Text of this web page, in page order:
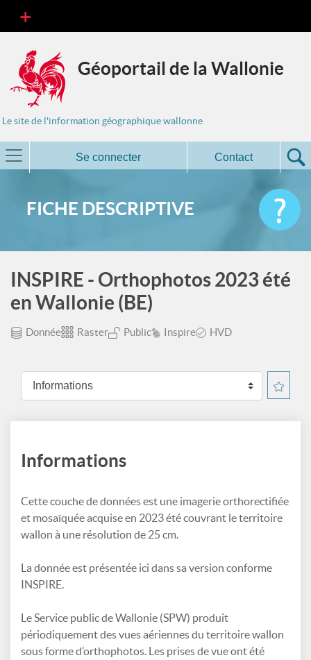
Géoportail de la Wallonie
Le site de l'information géographique wallonne
Se connecter Contact
FICHE DESCRIPTIVE
INSPIRE - Orthophotos 2023 été
en Wallonie (BE)
Donnée Raster Public Inspire HVD
Informations
Cette couche de données est une imagerie orthorectifiée
et mosaïquée acquise en 2023 été couvrant le territoire
wallon à une résolution de 25 cm.
La donnée est présentée ici dans sa version conforme
INSPIRE.
Le Service public de Wallonie (SPW) produit
périodiquement des vues aériennes du territoire wallon
sous forme d’orthophotos. Les prises de vue ont été